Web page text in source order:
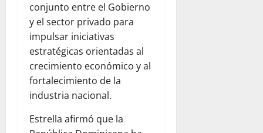
conjunto entre el Gobierno
y el sector privado para
impulsar iniciativas
estratégicas orientadas al
crecimiento económico y al
fortalecimiento de la
industria nacional.
Estrella afirmó que la